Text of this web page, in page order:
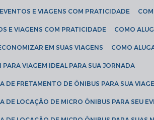
E VIAGENS COM PRATICIDADE
E VIAGENS COM PRATICIDADE COMO
EM SUAS VIAGENS COMO
PARA VIAGEM IDEAL PARA SUA JORNADA
DE FRETAMENTO DE ÔNIBUS PARA SUA
DE LOCAÇÃO DE MICRO ÔNIBUS PARA SEU